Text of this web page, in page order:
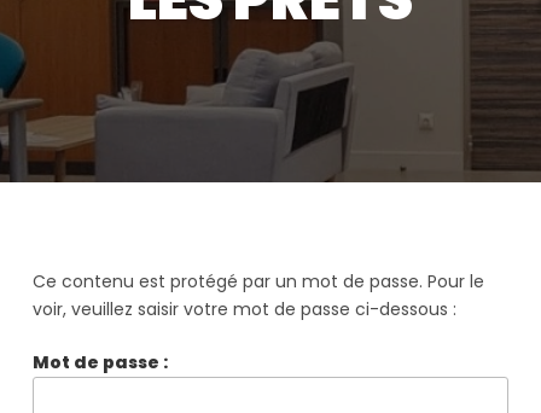
Ce contenu est protégé par un mot de passe. Pour le
voir, veuillez saisir votre mot de passe ci-dessous :
Mot de passe :